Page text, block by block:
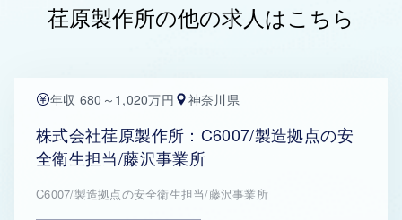
荏原製作所の他の求人はこちら
年収 680～1,020万円 神奈川県
株式会社荏原製作所：C6007/製造拠点の安
全衛生担当/藤沢事業所
C6007/製造拠点の安全衛生担当/藤沢事業所